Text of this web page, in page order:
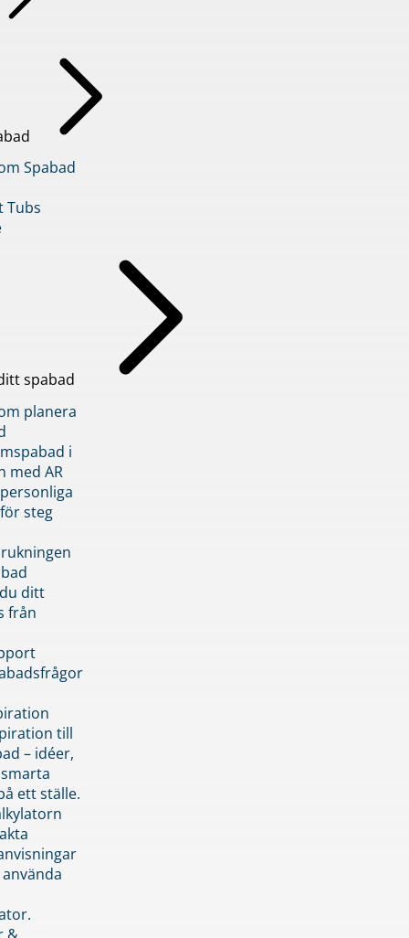
Spabad
Tubs
spabad
planera
i
med AR
steg
ditt
från
till
– idéer,
ett ställe.